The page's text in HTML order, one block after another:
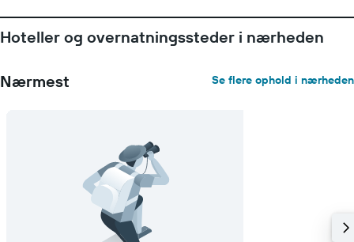
Hoteller og overnatningssteder i nærheden
Nærmest Se flere ophold i nærheden